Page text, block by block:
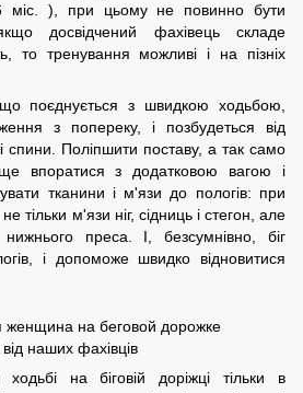
міс. ), при цьому не повинно бути
досвідчений фахівець складе
то тренування можливі і на пізніх
що поєднується з швидкою ходьбою,
з попереку, і позбудеться від
спини. Поліпшити поставу, а так само
впоратися з додатковою вагою і
тканини і м'язи до пологів: при
тільки м'язи ніг, сідниць і стегон, але
преса. І, безсумнівно, біг
і допоможе швидко відновитися
наших фахівців
на біговій доріжці тільки в